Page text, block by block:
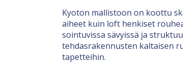
Kyoton mallistoon on koottu
aiheet kuin loft henkiset
sointuvissa sävyissä ja
tehdasrakennusten kaltaisen
tapetteihin.